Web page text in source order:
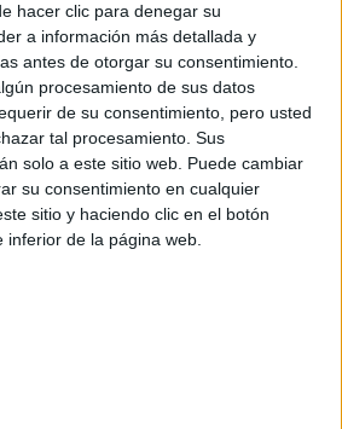
hacer clic para denegar su
a información más detallada y
antes de otorgar su consentimiento.
procesamiento de sus datos
de su consentimiento, pero usted
tal procesamiento. Sus
solo a este sitio web. Puede cambiar
su consentimiento en cualquier
sitio y haciendo clic en el botón
inferior de la página web.
poder ofrecer diferentes
y ajenos para que los
adquirir